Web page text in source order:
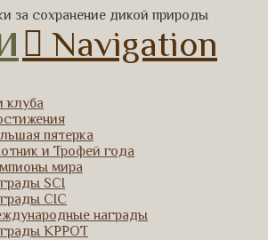
за сохранение дикой природы
Navigation
клуба
пятерка
и Трофей года
мира
SCI
CIC
награды
КРРОТ